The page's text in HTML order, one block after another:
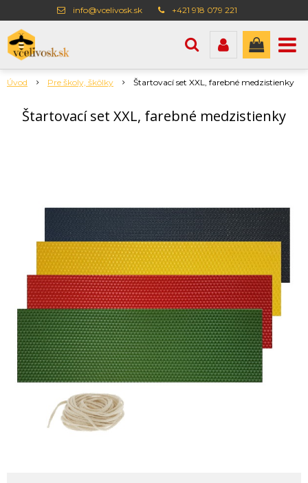
info@vcelivosk.sk +421 918 079 221
Úvod Pre školy, škôlky Štartovací set XXL, farebné medzistienky
Štartovací set XXL, farebné medzistienky